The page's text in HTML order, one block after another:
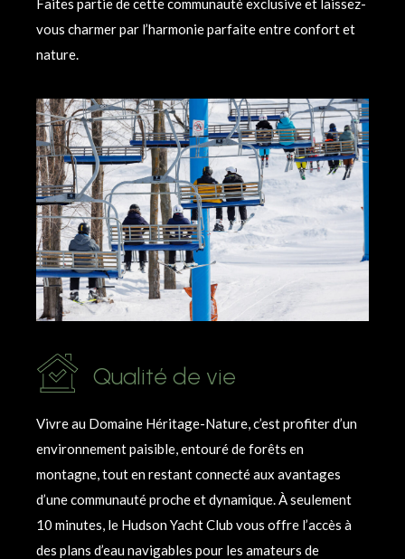
Faites partie de cette communauté exclusive et laissez-
vous charmer par l’harmonie parfaite entre confort et
nature.
Qualité de vie
Vivre au Domaine Héritage-Nature, c’est profiter d’un
environnement paisible, entouré de forêts en
montagne, tout en restant connecté aux avantages
d’une communauté proche et dynamique. À seulement
10 minutes, le Hudson Yacht Club vous offre l’accès à
des plans d’eau navigables pour les amateurs de